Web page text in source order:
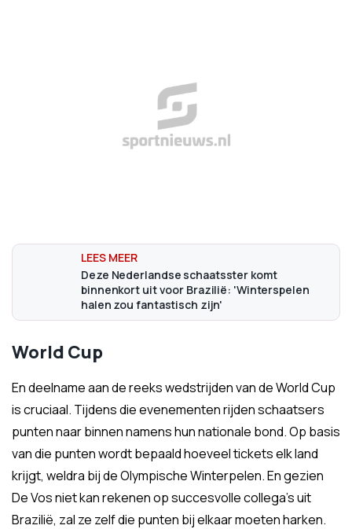
Deze Nederlandse schaatsster komt
binnenkort uit voor Brazilië: 'Winterspelen
halen zou fantastisch zijn'
World Cup
En deelname aan de reeks wedstrijden van de World Cup
is cruciaal. Tijdens die evenementen rijden schaatsers
punten naar binnen namens hun nationale bond. Op basis
van die punten wordt bepaald hoeveel tickets elk land
krijgt, weldra bij de Olympische Winterpelen. En gezien
De Vos niet kan rekenen op succesvolle collega's uit
Brazilië, zal ze zelf die punten bij elkaar moeten harken.